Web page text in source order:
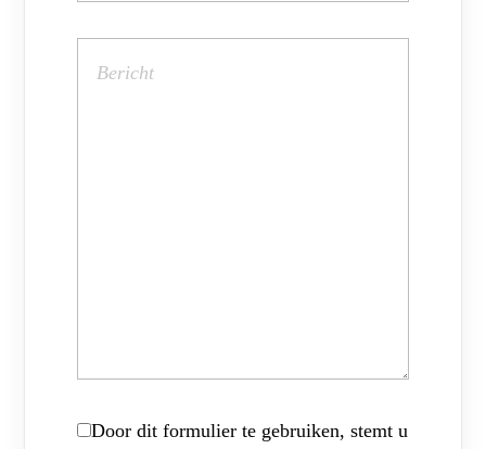
Door dit formulier te gebruiken, stemt u